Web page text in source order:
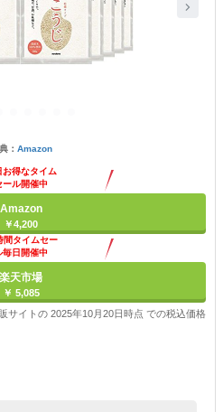
： Amazon
お得なタイム
ール開催中
Amazon
￥4,200
間タイムセー
毎日開催中
楽天市場
￥ 5,085
サイトの 2025年10月20日時点 での税込価格